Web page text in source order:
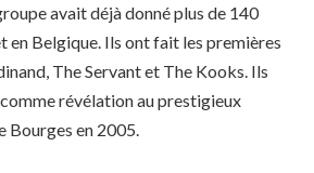
avait déjà donné plus de 140
en Belgique. Ils ont fait les premières
The Servant et The Kooks. Ils
révélation au prestigieux
en 2005.